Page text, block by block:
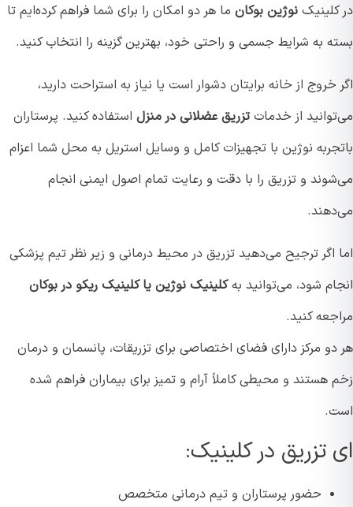
نوژین بوکانما هر دو امکان را برای شما فراهم کرده‌ایم تا
به شرایط جسمی و راحتی خود، بهترین گزینه را انتخاب کنید.
خروج از خانه برایتان دشوار است یا نیاز به استراحت دارید،
از خدماتتزریق عضلانی در منزلاستفاده کنید. پرستاران
نوژین با تجهیزات کامل و وسایل استریل به محل شما اعزام
و تزریق را با دقت و رعایت تمام اصول ایمنی انجام
اگر ترجیح می‌دهید تزریق در محیط درمانی و زیر نظر تیم پزشکی
شود، می‌توانید به کلینیک نوژین یا کلینیک ریکو در بوکان
کنید.
مرکز دارای فضای اختصاصی برای تزریقات، پانسمان و درمان
هستند و محیطی کاملاً آرام و تمیز برای بیماران فراهم شده
تزریق در کلینیک:
حضور پرستاران و تیم درمانی متخصص